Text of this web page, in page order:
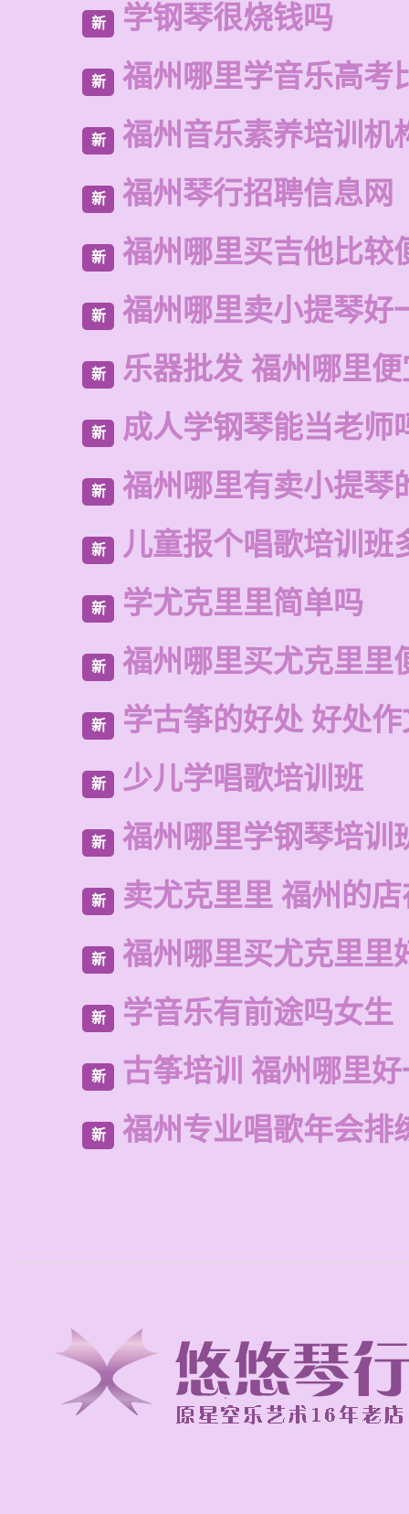
新 学钢琴很烧钱吗
新 福州哪里学音乐高考
新 福州音乐素养培训机
新 福州琴行招聘信息网
新 福州哪里买吉他比较
新 福州哪里卖小提琴好
新 乐器批发 福州哪里
新 成人学钢琴能当老师
新 福州哪里有卖小提琴
新 儿童报个唱歌培训班
新 学尤克里里简单吗
新 福州哪里买尤克里里
新 学古筝的好处 好处作
新 少儿学唱歌培训班
新 福州哪里学钢琴培训
新 卖尤克里里 福州的
新 福州哪里买尤克里里
新 学音乐有前途吗女生
新 古筝培训 福州哪里
新 福州专业唱歌年会排